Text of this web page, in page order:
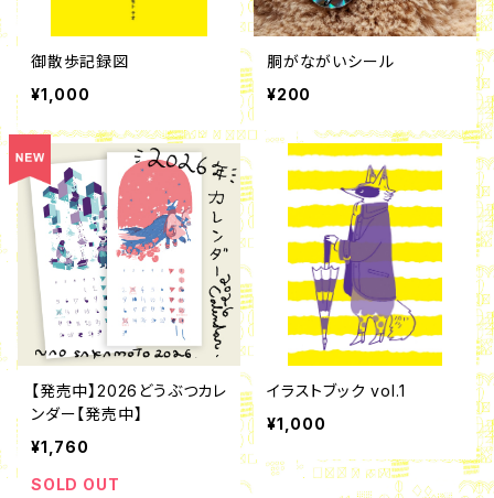
御散歩記録図
¥1,000
胴がながいシール
¥200
【発売中】2026どうぶつカレ
ンダー【発売中】
¥1,760
SOLD OUT
イラストブック vol.1
¥1,000